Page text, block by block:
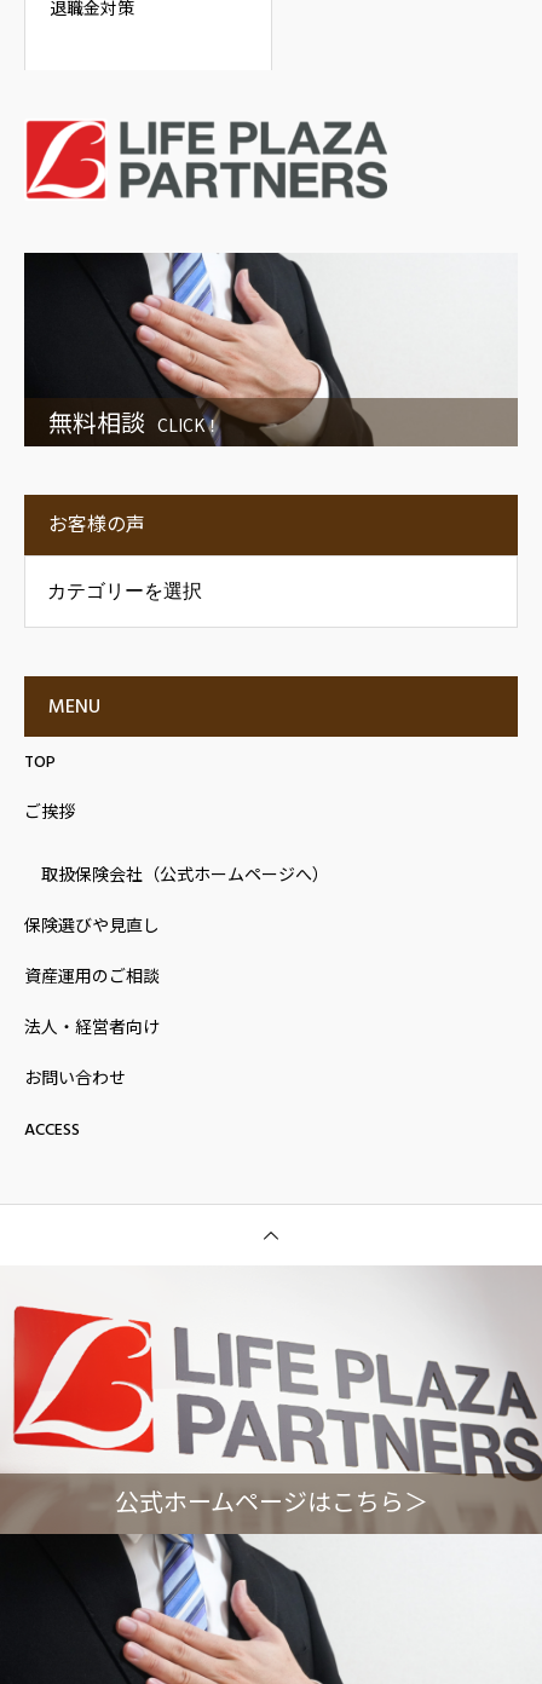
退職金対策
無料相談 CLICK！
お客様の声
MENU
TOP
ご挨拶
取扱保険会社（公式ホームページへ）
保険選びや見直し
資産運用のご相談
法人・経営者向け
お問い合わせ
ACCESS
公式ホームページはこちら＞